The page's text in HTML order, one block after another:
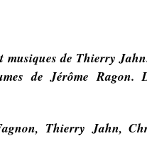
musiques de Thierry
de Jérôme Ragon.
Thierry Jahn,